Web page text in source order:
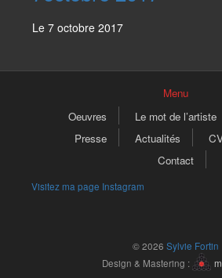
Le 7 octobre 2017
Menu
Oeuvres
Le mot de l’artiste
Presse
Actualités
Contact
Visitez ma page Instagram
© 2026 Sylvie Fortin
Design & Mastering :